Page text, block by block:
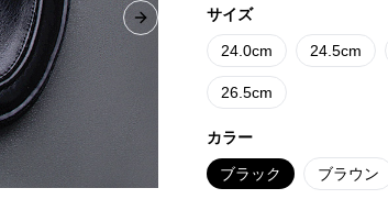
Next slide
サイズ
24.0cm 24.5cm
26.5cm
カラー
ブラック ブラウン